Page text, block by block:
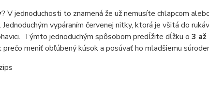
? V jednoduchosti to znamená že už nemusíte chlapcom
Jednoduchým vypáraním červenej nitky, ktorá je všitá do
Týmto jednoduchým spôsobom predĺžite dĺžku o 3 až
prečo meniť obľúbený kúsok a posúvať ho mladšiemu